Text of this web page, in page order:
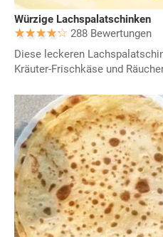
Würzige Lachspalatschinken
288 Bewertungen
Diese leckeren
Kräuter-Frischkäse und